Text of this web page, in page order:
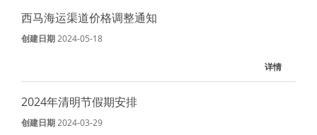
西马海运渠道价格调整通知
创建日期2024-05-18
详情
2024年清明节假期安排
创建日期2024-03-29